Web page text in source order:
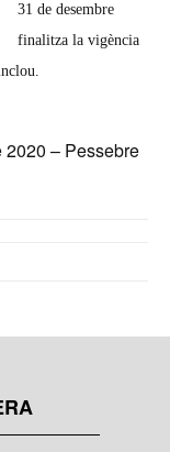
31 de desembre
finalitza la vigència
2020 – Pessebre